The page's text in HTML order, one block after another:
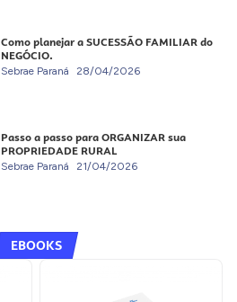
Como planejar a SUCESSÃO FAMILIAR do
NEGÓCIO.
Sebrae Paraná 28/04/2026
Passo a passo para ORGANIZAR sua
PROPRIEDADE RURAL
Sebrae Paraná 21/04/2026
EBOOKS